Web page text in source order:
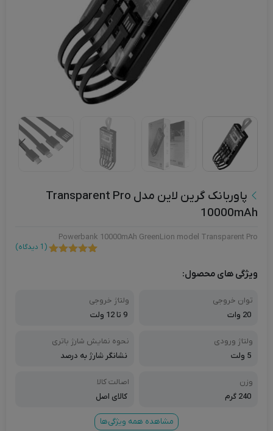
پاوربانک گرین لاین مدل Transparent Pro
10000mAh
Powerbank 10000mAh GreenLion model Transparent Pro
(
1 دیدگاه)
ویژگی های محصول:
توان خروجی
20 وات
ولتاژ خروجی
9 تا 12 ولت
ولتاژ ورودی
5 ولت
نحوه نمایش شارژ باتری
نشانگر شارژ به درصد
وزن
240 گرم
اصالت کالا
کالای اصل
مشاهده همه ویژگی‌ها